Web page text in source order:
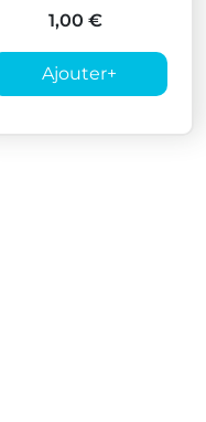
1,00 €
Ajouter+